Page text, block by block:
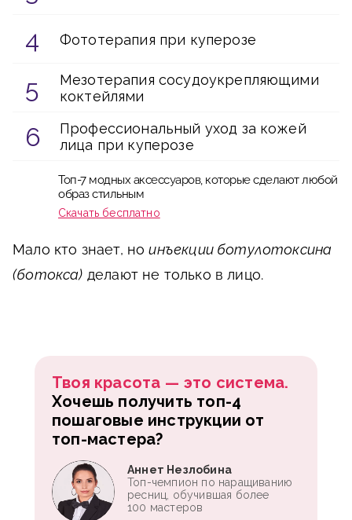
Фототерапия при куперозе
Мезотерапия сосудоукрепляющими
коктейлями
Профессиональный уход за кожей
лица при куперозе
Топ-7 модных аксессуаров, которые сделают любой
образ стильным
Скачать бесплатно
Мало кто знает, ноинъекции ботулотоксина
(ботокса) делают не только в лицо.
Твоя красота — это система.
Хочешь получить топ-4
пошаговые инструкции от
топ-мастера?
Аннет Незлобина
Топ-чемпион по наращиванию
ресниц, обучившая более
100 мастеров